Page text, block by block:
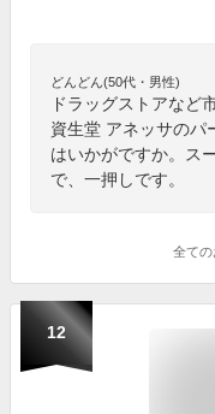
どんどん(50代・男性)
ドラッグストアなど
資生堂 アネッサのパ
はいかがですか。ス
で、一押しです。
全ての
12